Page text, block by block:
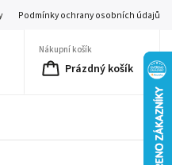
Podmínky ochrany osobních údajů
Nákupní košík
Prázdný košík